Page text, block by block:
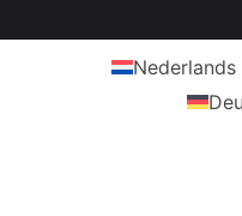
Nederlands